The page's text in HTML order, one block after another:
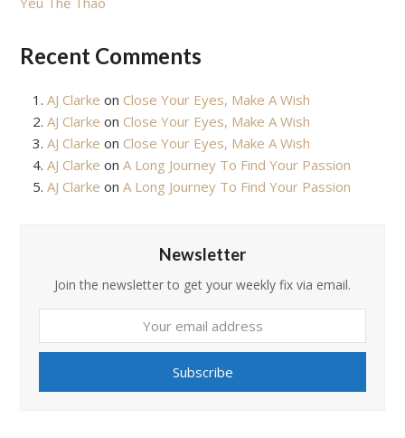
Recent Comments
AJ Clarke on Close Your Eyes, Make A Wish
AJ Clarke on Close Your Eyes, Make A Wish
AJ Clarke on Close Your Eyes, Make A Wish
AJ Clarke onA Long Journey To Find Your Passion
AJ Clarke onA Long Journey To Find Your Passion
Newsletter
Join the newsletter to get your weekly fix via email.
email
Subscribe